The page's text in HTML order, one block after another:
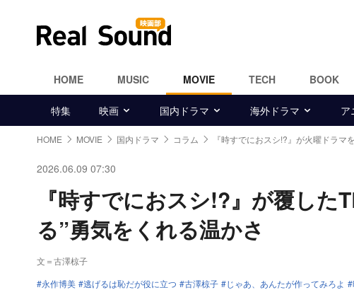
HOME MUSIC MOVIE TECH BOOK
特集 映画 国内ドラマ 海外ドラマ ア
HOME MOVIE 国内ドラマ コラム 『時すでにおスシ!?』が火曜ドラマ
2026.06.09 07:30
『時すでにおスシ!?』が覆し
る”勇気をくれる温かさ
文＝古澤椋子
永作博美
逃げるは恥だが役に立つ 古澤椋子 じゃあ、あんたが作ってみろよ